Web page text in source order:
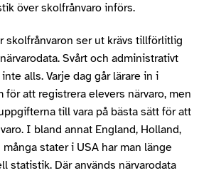
över skolfrånvaro införs.
skolfrånvaron ser ut krävs tillförlitlig
Svårt och administrativt
alls. Varje dag går lärare in i
för att registrera elevers närvaro, men
till vara på bästa sätt för att
I bland annat England, Holland,
stater i USA har man länge
statistik. Där används närvarodata